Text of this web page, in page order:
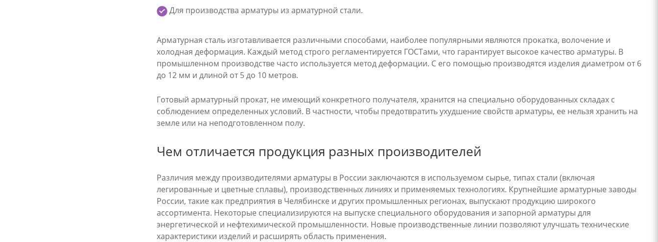
Для производства арматуры из арматурной стали.
Арматурная сталь изготавливается различными способами, наиболее популярными являются прокатка, волочение и
холодная деформация. Каждый метод строго регламентируется ГОСТами, что гарантирует высокое качество арматуры. В
промышленном производстве часто используется метод деформации. С его помощью производятся изделия диаметром от 6
до 12 мм и длиной от 5 до 10 метров.
Готовый арматурный прокат, не имеющий конкретного получателя, хранится на специально оборудованных складах с
соблюдением определенных условий. В частности, чтобы предотвратить ухудшение свойств арматуры, ее нельзя хранить на
земле или на неподготовленном полу.
Чем отличается продукция разных производителей
Различия между производителями арматуры в России заключаются в используемом сырье, типах стали (включая
легированные и цветные сплавы), производственных линиях и применяемых технологиях. Крупнейшие арматурные заводы
России, такие как предприятия в Челябинске и других промышленных регионах, выпускают продукцию широкого
ассортимента. Некоторые специализируются на выпуске специального оборудования и запорной арматуры для
энергетической и нефтехимической промышленности. Новые производственные линии позволяют улучшать технические
характеристики изделий и расширять область применения.